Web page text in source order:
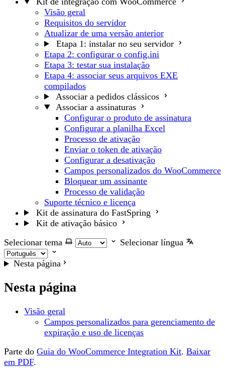
Visão geral
Requisitos do servidor
Atualizar de uma versão anterior
Etapa 1: instalar no seu servidor
Etapa 2: configurar o config.ini
Etapa 3: testar sua instalação
Etapa 4: associar seus arquivos EXE
compilados
Associar a pedidos clássicos
Associar a assinaturas
Configurar o produto de assinatura
Configurar a planilha Excel
Processo de ativação
Enviar o token de ativação
Configurar a desativação
Campos personalizados do WooCommerce
Bloquear um assinante
Processo de validação
Suporte técnico e licença
Kit de assinatura do FastSpring
Kit de ativação básico
Selecionar tema
Selecionar língua
Nesta página
Nesta página
Visão geral
Campos personalizados para gerenciamento de
expiração e uso de licenças
Parte do Guia do WooCommerce Integration Kit. Baixar
em PDF.